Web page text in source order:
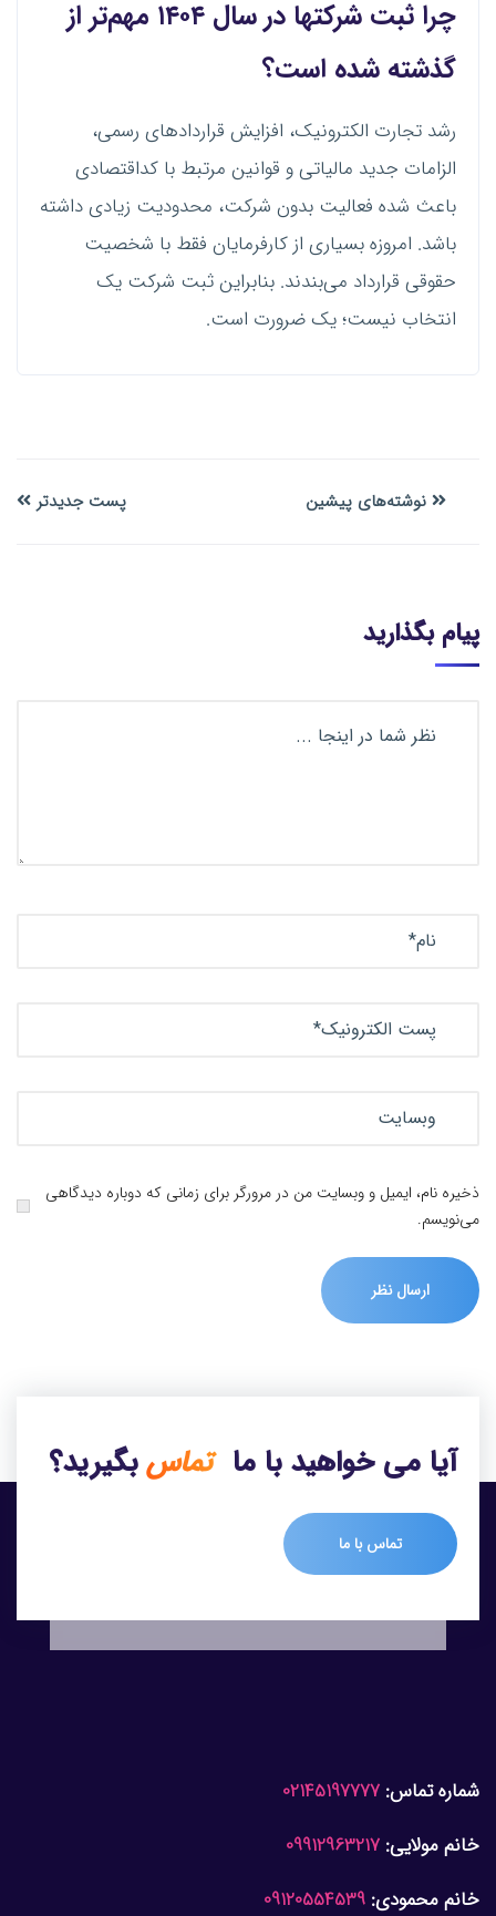
چرا ثبت شرکتها در سال ۱۴۰۴ مهم‌تر از
گذشته شده است؟
رشد تجارت الکترونیک، افزایش قراردادهای رسمی،
الزامات جدید مالیاتی و قوانین مرتبط با کداقتصادی
باعث شده فعالیت بدون شرکت، محدودیت زیادی داشته
باشد. امروزه بسیاری از کارفرمایان فقط با شخصیت
حقوقی قرارداد می‌بندند. بنابراین ثبت شرکت یک
انتخاب نیست؛ یک ضرورت است.
نوشته‌های پیشین پست جدیدتر
پیام بگذارید
ذخیره نام، ایمیل و وبسایت من در مرورگر برای زمانی که دوباره دیدگاهی
می‌نویسم.
آیا می خواهید با ما تماسبگیرید؟
تماس با ما
شماره تماس: 02145197777
خانم مولایی: 09912963217
خانم محمودی: 09120554539